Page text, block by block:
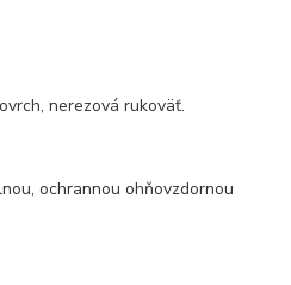
nerezová rukoväť.
ochrannou ohňovzdornou